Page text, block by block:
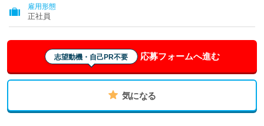
雇用形態
正社員
志望動機・自己PR不要 応募フォームへ進む
気になる